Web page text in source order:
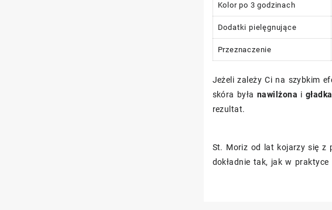
Kolor po 3 godzinach
Dodatki pielęgnujące
Przeznaczenie
Jeżeli zależy Ci na szybkim
skóra była nawilżona i gładka
rezultat.
St. Moriz od lat kojarzy się z
dokładnie tak, jak w